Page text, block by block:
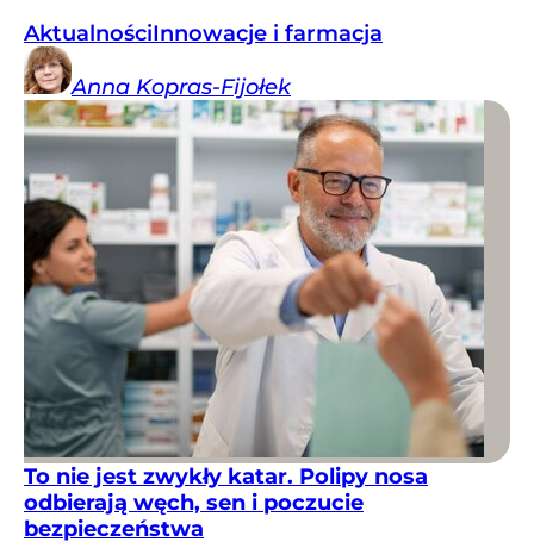
AktualnościInnowacje i farmacja
Anna Kopras-Fijołek
To nie jest zwykły katar. Polipy nosa
odbierają węch, sen i poczucie
bezpieczeństwa